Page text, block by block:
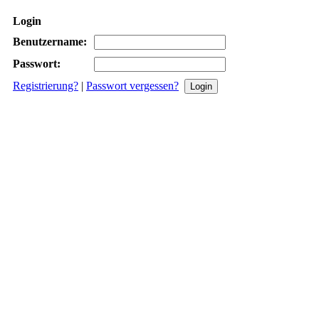
Login
Benutzername:
Passwort:
Registrierung? | Passwort vergessen?